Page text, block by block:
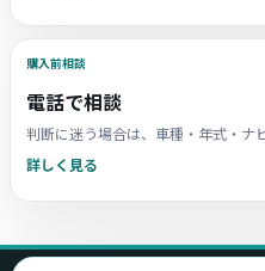
購入前相談
電話で相談
判断に迷う場合は、車種・年式・ナ
詳しく見る